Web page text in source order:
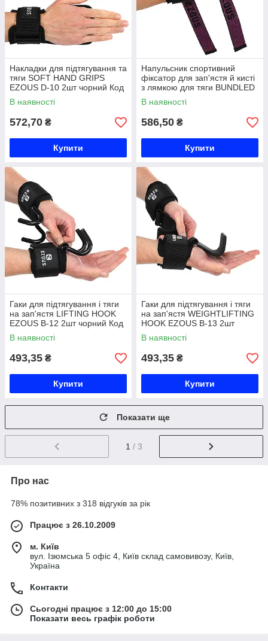
Накладки для підтягування та
тяги SOFT HAND GRIPS
EZOUS D-10 2шт чорний Код
D-10
В наявності
572,70 ₴
Купити
Напульсник спортивний
фіксатор для зап'ястя й кисті
з лямкою для тяги BUNDLED
PRO BAND EZOUS B-01 2шт
чорний-фіолетовий Код B-01
В наявності
586,50 ₴
Купити
Гаки для підтягування і тяги
на зап'ястя LIFTING HOOK
EZOUS B-12 2шт чорний Код
B-12
В наявності
493,35 ₴
Купити
Гаки для підтягування і тяги
на зап'ястя WEIGHTLIFTING
HOOK EZOUS B-13 2шт
чорний Код B-13
В наявності
493,35 ₴
Купити
Показати ще
1 / 3
Про нас
78% позитивних з 318 відгуків за рік
Працює з 26.10.2009
м. Київ
вул. Ізюмська 5 офіс 4, Київ склад самовивозу, Київ,
Україна
Контакти
Сьогодні працює з 12:00 до 15:00
Показати весь графік роботи